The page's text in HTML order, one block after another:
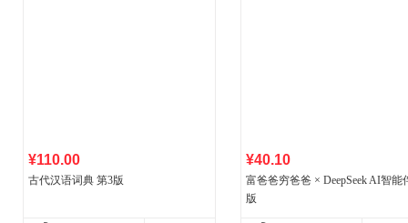
¥110.00
古代汉语词典 第3版
¥40.10
富爸爸穷爸爸 × DeepSeek AI智能
版